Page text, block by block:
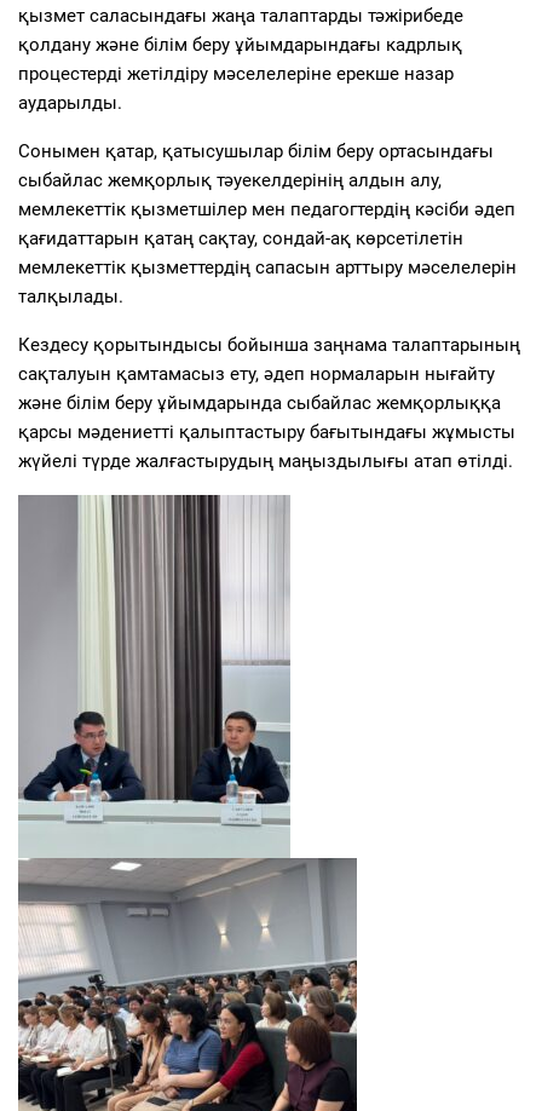
қызмет саласындағы жаңа талаптарды тәжірибеде
қолдану және білім беру ұйымдарындағы кадрлық
процестерді жетілдіру мәселелеріне ерекше назар
аударылды.
Сонымен қатар, қатысушылар білім беру ортасындағы
сыбайлас жемқорлық тәуекелдерінің алдын алу,
мемлекеттік қызметшілер мен педагогтердің кәсіби әдеп
қағидаттарын қатаң сақтау, сондай-ақ көрсетілетін
мемлекеттік қызметтердің сапасын арттыру мәселелерін
талқылады.
Кездесу қорытындысы бойынша заңнама талаптарының
сақталуын қамтамасыз ету, әдеп нормаларын нығайту
және білім беру ұйымдарында сыбайлас жемқорлыққа
қарсы мәдениетті қалыптастыру бағытындағы жұмысты
жүйелі түрде жалғастырудың маңыздылығы атап өтілді.